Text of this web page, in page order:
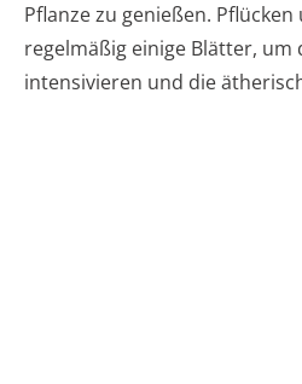
Pflanze zu genießen.
regelmäßig einige Blätter, um
intensivieren und die